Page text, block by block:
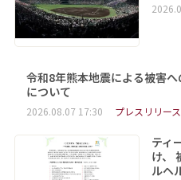
令和8年熊本地震による被害へ
について
2026.08.07 17:30 プレスリリース
ティ
け、
ルヘ